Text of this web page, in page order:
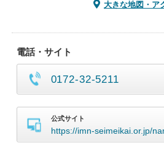
大きな地図・ア
電話・サイト
0172-32-5211
公式サイト
https://imn-seimeikai.or.jp/